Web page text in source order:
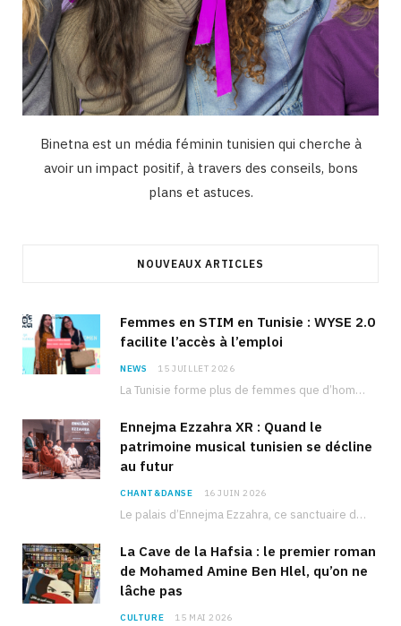
Binetna est un média féminin tunisien qui cherche à
avoir un impact positif, à travers des conseils, bons
plans et astuces.
NOUVEAUX ARTICLES
Femmes en STIM en Tunisie : WYSE 2.0
facilite l’accès à l’emploi
NEWS 15 JUILLET 2026
La Tunisie forme plus de femmes que d’hommes dans les filières scientifiques. Pourtant, pour beaucoup…
Ennejma Ezzahra XR : Quand le
patrimoine musical tunisien se décline
au futur
CHANT&DANSE 16 JUIN 2026
Le palais d’Ennejma Ezzahra, ce sanctuaire de la musique tunisienne et méditerranéenne construit par le…
La Cave de la Hafsia : le premier roman
de Mohamed Amine Ben Hlel, qu’on ne
lâche pas
CULTURE 15 MAI 2026